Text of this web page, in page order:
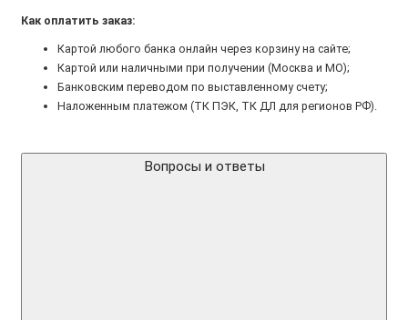
Как оплатить заказ:
Картой любого банка онлайн через корзину на сайте;
Картой или наличными при получении (Москва и МО);
Банковским переводом по выставленному счету;
Наложенным платежом (ТК ПЭК, ТК ДЛ для регионов РФ).
Вопросы и ответы